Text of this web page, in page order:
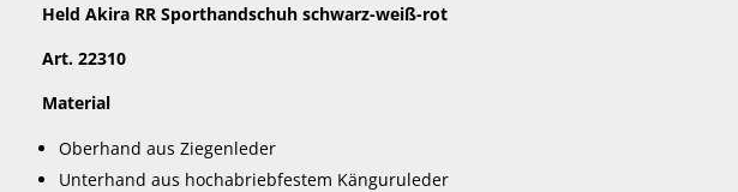
Held Akira RR Sporthandschuh schwarz-weiß-rot
Art. 22310
Material
Oberhand aus Ziegenleder
Unterhand aus hochabriebfestem Känguruleder